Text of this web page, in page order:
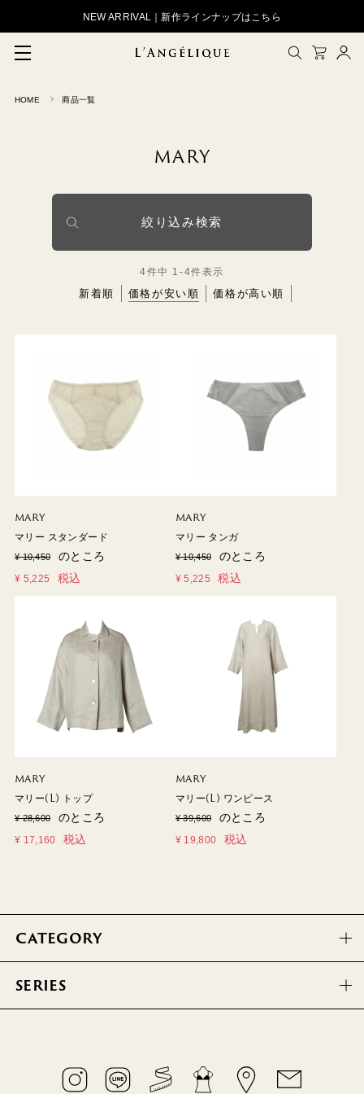
NEW ARRIVAL｜新作ラインナップはこちら
CLOSE
HOME 商品一覧
MARY
絞り込み検索
4件中 1 -4件表示
新着順 価格が安い順 価格が高い順
MARY
マリー スタンダード
¥ 10,450 のところ
¥ 5,225 税込
MARY
マリー タンガ
¥ 10,450 のところ
¥ 5,225 税込
MARY
マリー(L) トップ
¥ 28,600 のところ
¥ 17,160 税込
MARY
マリー(L) ワンピース
¥ 39,600 のところ
¥ 19,800 税込
CATEGORY
SERIES